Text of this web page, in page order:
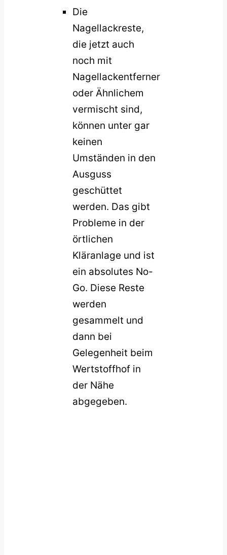
Die
Nagellackreste,
die jetzt auch
noch mit
Nagellackentferner
oder Ähnlichem
vermischt sind,
können unter gar
keinen
Umständen in den
Ausguss
geschüttet
werden. Das gibt
Probleme in der
örtlichen
Kläranlage und ist
ein absolutes No-
Go. Diese Reste
werden
gesammelt und
dann bei
Gelegenheit beim
Wertstoffhof in
der Nähe
abgegeben.